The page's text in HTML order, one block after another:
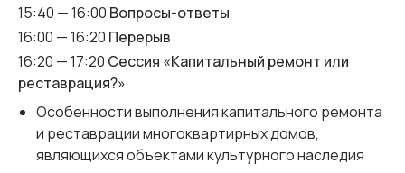
15:40 — 16:00 Вопросы-ответы
16:00 — 16:20 Перерыв
16:20 — 17:20 Сессия «Капитальный ремонт или
реставрация?»
Особенности выполнения капитального ремонта
и реставрации многоквартирных домов,
являющихся объектами культурного наследия